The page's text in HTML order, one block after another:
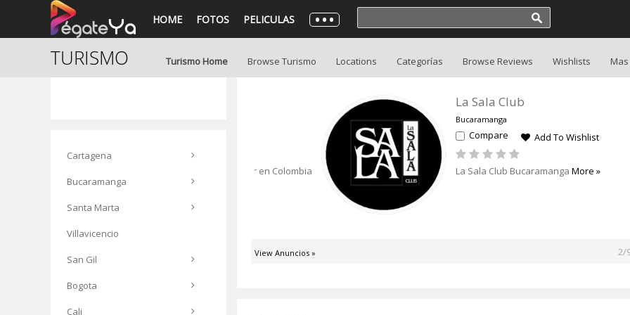
HOME FOTOS PELICULAS
TURISMO Turismo Home Browse Turismo Locations Categorías Browse Reviews Wishlists Mas
Cartagena
Bucaramanga
Santa Marta
Villavicencio
San Gil
Bogota
Cali
La Sala Club
Bucaramanga
Compare Add To Wishlist
La Sala Club Bucaramanga More »
View Anuncios » 2/